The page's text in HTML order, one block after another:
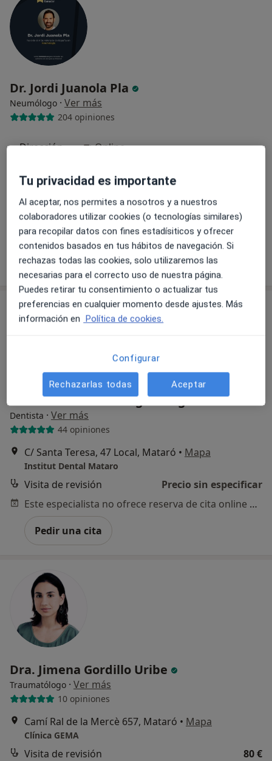
Dr. Jordi Juanola Pla
Neumólogo · Ver más
204 opiniones
Dirección Online
Carrer d'Argentona 84, Mataró•Mapa
Consulta Respira
Visita de revisión
Pedir una cita
Dra. Èrica Prados Delgado-Aguilera
Dentista · Ver más
44 opiniones
C/ Santa Teresa, 47 Local, Mataró • Mapa
Institut Dental Mataro
Visita de revisión
Precio sin especificar
Este especialista no ofrece reserva de cita online en esta dirección.
Pedir una cita
Dra. Jimena Gordillo Uribe
Traumatólogo · Ver más
10 opiniones
Camí Ral de la Mercè 657, Mataró • Mapa
Clínica GEMA
Visita de revisión
80 €
Tu privacidad es importante
Al aceptar, nos permites a nosotros y a nuestros
colaboradores utilizar cookies (o tecnologías similares)
para recopilar datos con fines estadísiticos y ofrecer
contenidos basados en tus hábitos de navegación. Si
rechazas todas las cookies, solo utilizaremos las
necesarias para el correcto uso de nuestra página.
Puedes retirar tu consentimiento o actualizar tus
preferencias en cualquier momento desde ajustes. Más
información en Política de cookies.
Configurar
Rechazarlas todas Aceptar